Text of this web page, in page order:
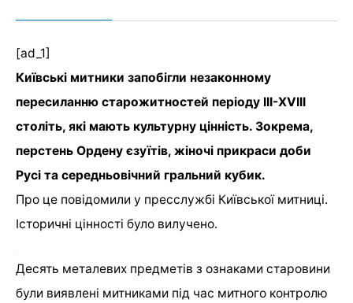
[ad_1]
Київські митники запобігли незаконному
пересиланню старожитностей періоду ІІІ-XVIII
століть, які мають культурну цінність. Зокрема,
перстень Ордену єзуїтів, жіночі прикраси доби
Русі та середньовічний гральний кубик.
Про це повідомили у пресслужбі Київської митниці.
Історичні цінності було вилучено.
Десять металевих предметів з ознаками старовини
були виявлені митниками під час митного контролю